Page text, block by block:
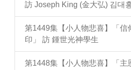
訪 Joseph King (金大弘) 김대
第1449集【小人物悲喜】「信
印」 訪 鍾世光神學生
第1448集【小人物悲喜】「主